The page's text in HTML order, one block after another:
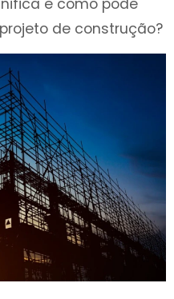
e como pode
de construção?